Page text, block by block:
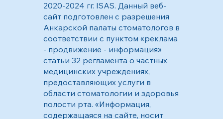
2020-2024 гг. ISAS. Данный веб-
сайт подготовлен с разрешения
Анкарской палаты стоматологов в
соответствии с пунктом «реклама
- продвижение - информация»
статьи 32 регламента о частных
медицинских учреждениях,
предоставляющих услуги в
области стоматологии и здоровья
полости рта. «Информация,
содержащаяся на сайте, носит